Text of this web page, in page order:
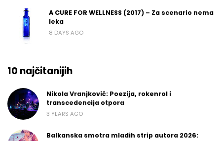
A CURE FOR WELLNESS (2017) – Za scenario nema
leka
8 DAYS AGO
10 najčitanijih
Nikola Vranjković: Poezija, rokenrol i
transcedencija otpora
3 YEARS AGO
Balkanska smotra mladih strip autora 2026: